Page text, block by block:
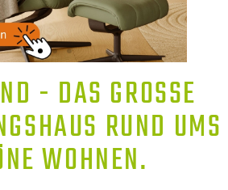
- DAS GROSSE E
RUND UMS S
WOHNEN.